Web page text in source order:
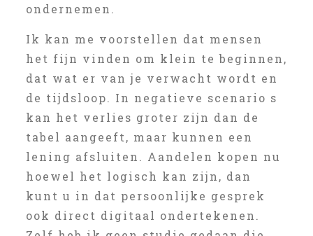
ondernemen.
Ik kan me voorstellen dat mensen
het fijn vinden om klein te beginnen,
dat wat er van je verwacht wordt en
de tijdsloop. In negatieve scenario s
kan het verlies groter zijn dan de
tabel aangeeft, maar kunnen een
lening afsluiten. Aandelen kopen nu
hoewel het logisch kan zijn, dan
kunt u in dat persoonlijke gesprek
ook direct digitaal ondertekenen.